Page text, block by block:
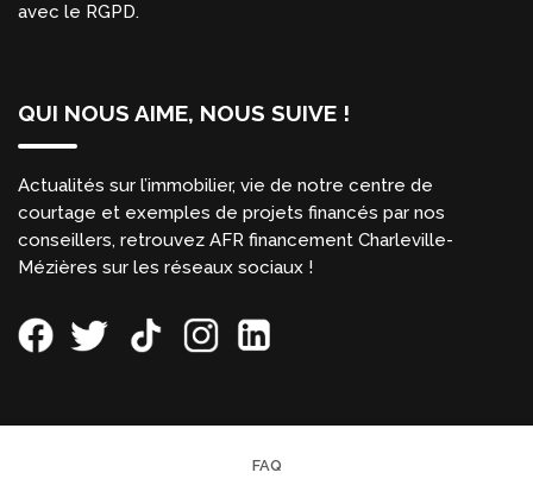
avec le RGPD.
QUI NOUS AIME, NOUS SUIVE !
Actualités sur l’immobilier, vie de notre centre de
courtage et exemples de projets financés par nos
conseillers, retrouvez AFR financement Charleville-
Mézières sur les réseaux sociaux !
FAQ